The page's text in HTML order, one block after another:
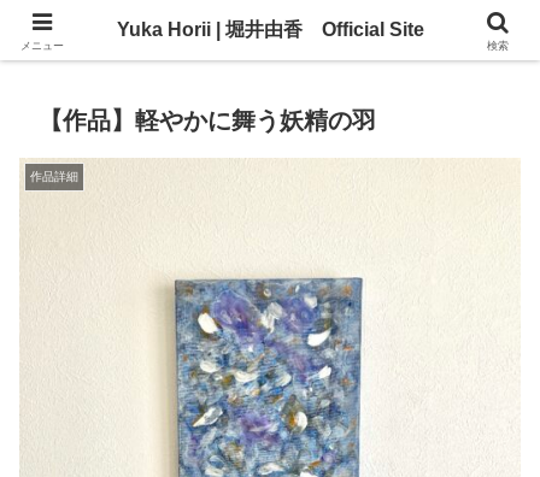
Yuka Horii | 堀井由香 Official Site
【作品】軽やかに舞う妖精の羽
作品詳細
メニュー
Yuka Horii | 堀井由香 Official Site
検索